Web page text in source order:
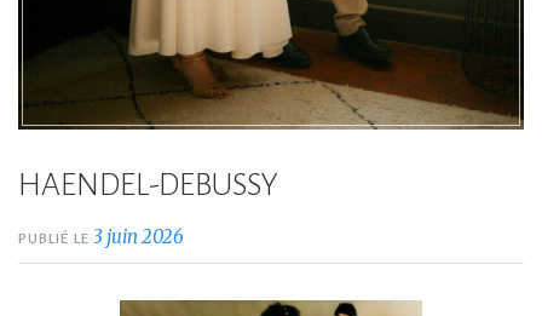
HAENDEL-DEBUSSY
PUBLIÉ LE 3 juin 2026